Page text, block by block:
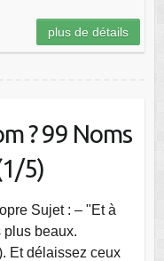
plus de détails
? 99 Noms
5)
Sujet : – "Et à
plus beaux.
Et délaissez ceux